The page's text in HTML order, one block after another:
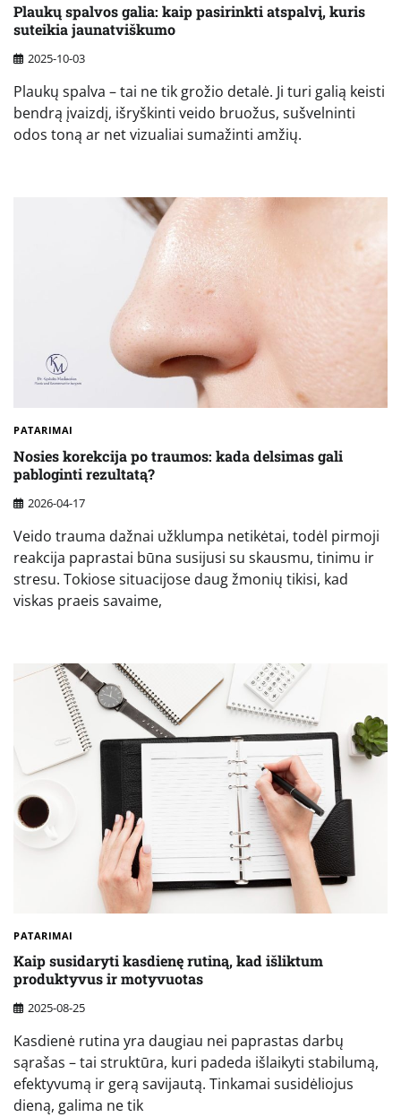
Plaukų spalvos galia: kaip pasirinkti atspalvį, kuris
suteikia jaunatviškumo
2025-10-03
Plaukų spalva – tai ne tik grožio detalė. Ji turi galią keisti
bendrą įvaizdį, išryškinti veido bruožus, sušvelninti
odos toną ar net vizualiai sumažinti amžių.
PATARIMAI
Nosies korekcija po traumos: kada delsimas gali
pabloginti rezultatą?
2026-04-17
Veido trauma dažnai užklumpa netikėtai, todėl pirmoji
reakcija paprastai būna susijusi su skausmu, tinimu ir
stresu. Tokiose situacijose daug žmonių tikisi, kad
viskas praeis savaime,
PATARIMAI
Kaip susidaryti kasdienę rutiną, kad išliktum
produktyvus ir motyvuotas
2025-08-25
Kasdienė rutina yra daugiau nei paprastas darbų
sąrašas – tai struktūra, kuri padeda išlaikyti stabilumą,
efektyvumą ir gerą savijautą. Tinkamai susidėliojus
dieną, galima ne tik